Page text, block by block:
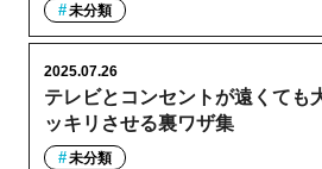
未分類
テレビとコンセントが遠くても
ッキリさせる裏ワザ集
2025.07.26
未分類